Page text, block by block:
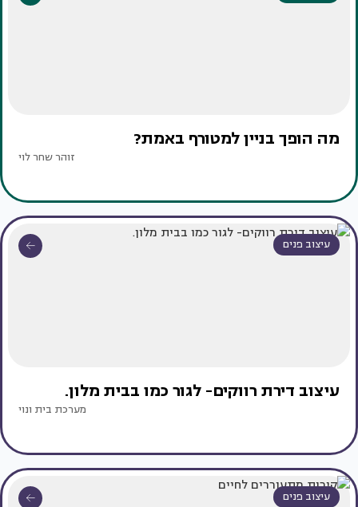
מה הופך בניין למטורף באמת?
זוהר שחר לוי
עיצוב פנים
עיצוב דירת רווקים- לגור כמו בבית מלון.
מערכת בית ונוי
עיצוב פנים